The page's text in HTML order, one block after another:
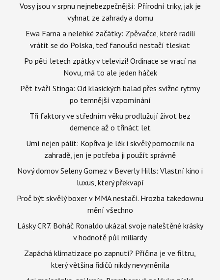
Vosy jsou v srpnu nejnebezpečnější: Přírodní triky, jak je
vyhnat ze zahrady a domu
Ewa Farna a nelehké začátky: Zpěvačce, které radili
vrátit se do Polska, teď fanoušci nestačí tleskat
Po pěti letech zpátky v televizi! Ordinace se vrací na
Novu, má to ale jeden háček
Pět tváří Stinga: Od klasických balad přes svižné rytmy
po temnější vzpomínání
Tři faktory ve středním věku prodlužují život bez
demence až o třináct let
Umí nejen pálit: Kopřiva je lék i skvělý pomocník na
zahradě, jen je potřeba ji použít správně
Nový domov Seleny Gomez v Beverly Hills: Vlastní kino i
luxus, který překvapí
Proč být skvělý boxer v MMA nestačí. Hrozba takedownu
mění všechno
Lásky CR7. Boháč Ronaldo ukázal svoje naleštěné krásky
v hodnotě půl miliardy
Zapáchá klimatizace po zapnutí? Příčina je ve filtru,
který většina řidičů nikdy nevyměnila